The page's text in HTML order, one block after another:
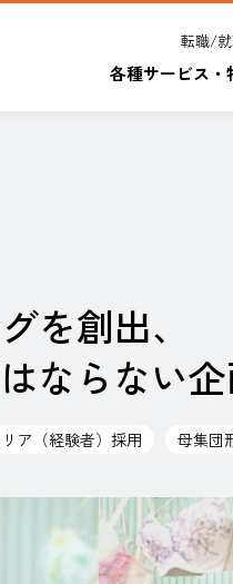
転職/就
各種サービス・
を創出、
ならない企
ア（経験者）採用 母集団